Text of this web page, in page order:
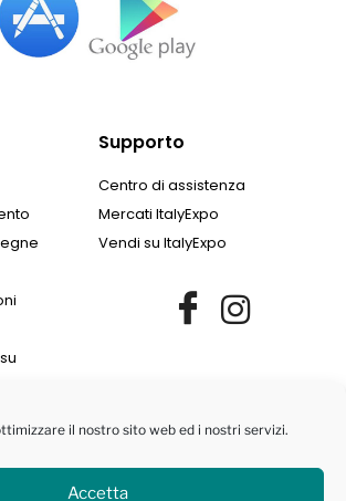
il nostro sito web ed i nostri servizi.
Accetta
Supporto
Centro di assistenza
Mercati ItalyExpo
Vendi su ItalyExpo